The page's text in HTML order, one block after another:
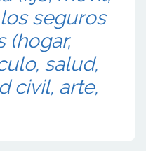
seguros
(hogar,
salud,
civil, arte,